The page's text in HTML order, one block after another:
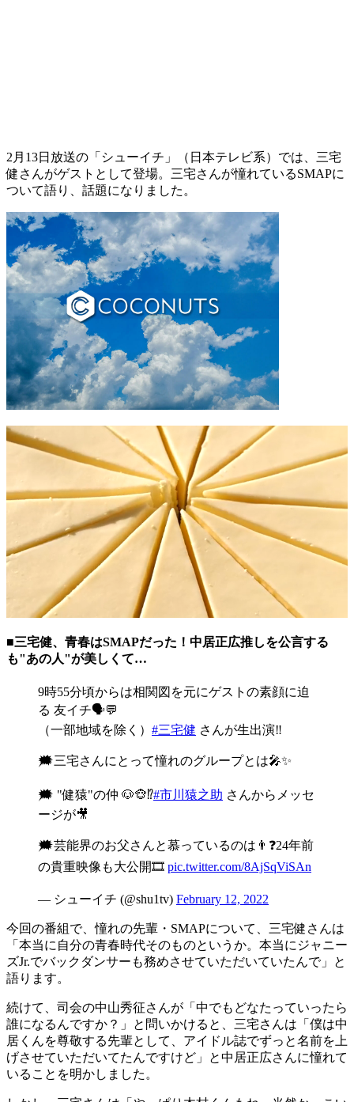
2月13日放送の「シューイチ」（日本テレビ系）では、三宅
健さんがゲストとして登場。三宅さんが憧れているSMAPに
ついて語り、話題になりました。
■三宅健、青春はSMAPだった！中居正広推しを公言する
も"あの人"が美しくて…
9時55分頃からは相関図を元にゲストの素顔に迫
る 友イチ🗣💬
（一部地域を除く） #三宅健 さんが生出演‼️
🗯三宅さんにとって憧れのグループとは🎤✨
🗯 "健猿"の仲 🐶🐵⁉️#市川猿之助 さんからメッセ
ージが🎥
🗯芸能界のお父さんと慕っているのは👨❓24年前
の貴重映像も大公開🎞 pic.twitter.com/8AjSqViSAn
— シューイチ (@shu1tv) February 12, 2022
今回の番組で、憧れの先輩・SMAPについて、三宅健さんは
「本当に自分の青春時代そのものというか。本当にジャニー
ズJr.でバックダンサーも務めさせていただいていたんで」と
語ります。
続けて、司会の中山秀征さんが「中でもどなたっていったら
誰になるんですか？」と問いかけると、三宅さんは「僕は中
居くんを尊敬する先輩として、アイドル誌でずっと名前を上
げさせていただいてたんですけど」と中居正広さんに憧れて
いることを明かしました。